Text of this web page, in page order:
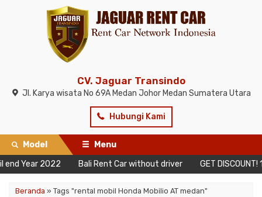
CV. Jaguar Transindo
Jl. Karya wisata No 69A Medan Johor Medan Sumatera Utara
Hubungi Kami
Model
Menu
Year 2022
Bali Rent Car without driver GET DISCOUNT!
Beranda » Tags "rental mobil Honda Mobilio AT medan"